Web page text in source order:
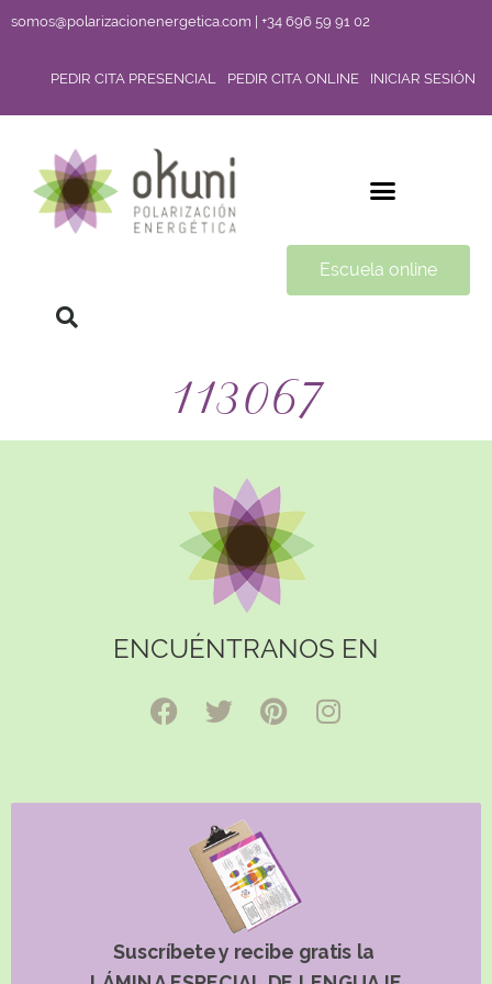
somos@polarizacionenergetica.com | +34 696 59 91 02
PEDIR CITA PRESENCIAL PEDIR CITA ONLINE INICIAR SESIÓN
Escuela online
113067
ENCUÉNTRANOS EN
Suscríbete y recibe gratis la